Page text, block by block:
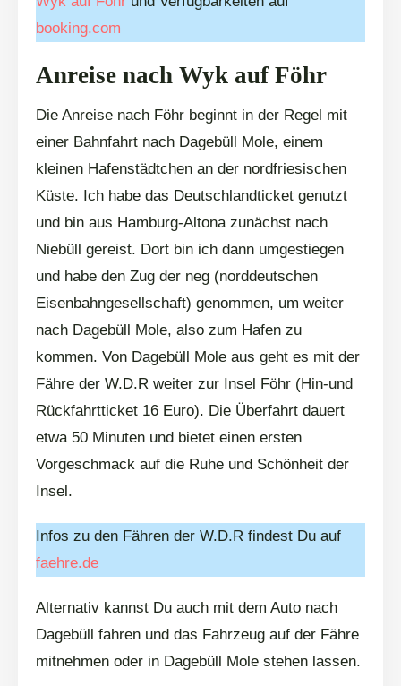
booking.com
Anreise nach Wyk auf Föhr
Die Anreise nach Föhr beginnt in der Regel mit
einer Bahnfahrt nach Dagebüll Mole, einem
kleinen Hafenstädtchen an der nordfriesischen
Küste. Ich habe das Deutschlandticket genutzt
und bin aus Hamburg-Altona zunächst nach
Niebüll gereist. Dort bin ich dann umgestiegen
und habe den Zug der neg (norddeutschen
Eisenbahngesellschaft) genommen, um weiter
nach Dagebüll Mole, also zum Hafen zu
kommen. Von Dagebüll Mole aus geht es mit der
Fähre der W.D.R weiter zur Insel Föhr (Hin-und
Rückfahrtticket 16 Euro). Die Überfahrt dauert
etwa 50 Minuten und bietet einen ersten
Vorgeschmack auf die Ruhe und Schönheit der
Insel.
Infos zu den Fähren der W.D.R findest Du auf
faehre.de
Alternativ kannst Du auch mit dem Auto nach
Dagebüll fahren und das Fahrzeug auf der Fähre
mitnehmen oder in Dagebüll Mole stehen lassen.